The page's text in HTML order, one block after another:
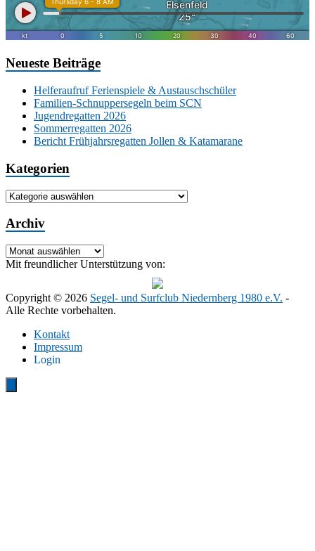
Neueste Beiträge
Helferaufruf Ferienspiele & Austauschschüler
Familien-Schnuppersegeln beim SCN
Jugendregatten 2026
Sommerregatten 2026
Bericht Frühjahrsregatten Jollen & Katamarane
Kategorien
Kategorien
Archiv
Archiv
Mit freundlicher Unterstützung von:
Copyright © 2026 Segel- und Surfclub Niedernberg 1980 e.V. -
Alle Rechte vorbehalten.
Kontakt
Impressum
Login